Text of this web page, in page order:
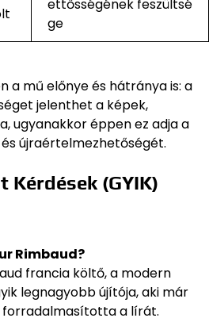
ettősségének feszültsé
ge
a mű előnye és hátránya is: a
jelenthet a képek,
ugyanakkor éppen ez adja a
újraértelmezhetőségét.
Kérdések (GYIK)
Rimbaud?
francia költő, a modern
legnagyobb újítója, aki már
forradalmasította a lírát.